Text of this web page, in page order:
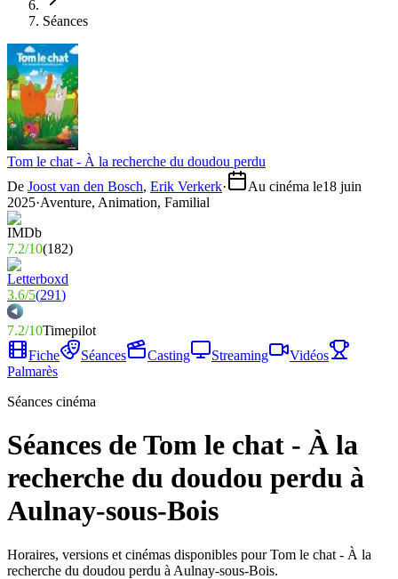
Séances
Tom le chat - À la recherche du doudou perdu
De Joost van den Bosch, Erik Verkerk· Au cinéma le18 juin
2025·Aventure, Animation, Familial
7.2/10(182)
3.6/5(291)
7.2/10Timepilot
Fiche
Séances Casting Streaming
Vidéos
Palmarès
Séances cinéma
Séances de Tom le chat - À la
recherche du doudou perdu à
Aulnay-sous-Bois
Horaires, versions et cinémas disponibles pour Tom le chat - À la
recherche du doudou perdu à Aulnay-sous-Bois.